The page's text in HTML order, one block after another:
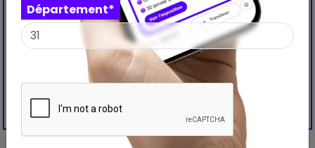
Département*